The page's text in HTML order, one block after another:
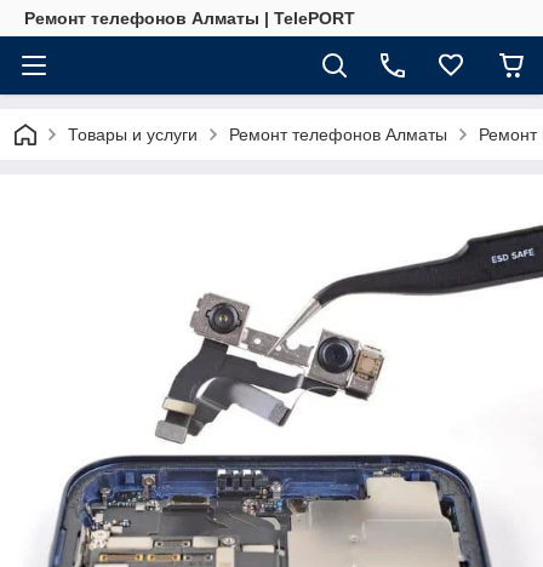
Ремонт телефонов Алматы | TelePORT
Товары и услуги Ремонт телефонов Алматы Ремонт